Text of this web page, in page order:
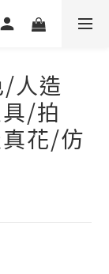
/人造
/拍
花/仿